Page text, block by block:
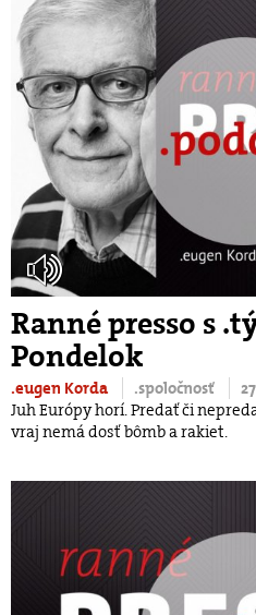
Ranné presso s
Pondelok
.eugen Korda .spoločnosť
Juh Európy horí. Predať či
vraj nemá dosť bômb a rakiet.